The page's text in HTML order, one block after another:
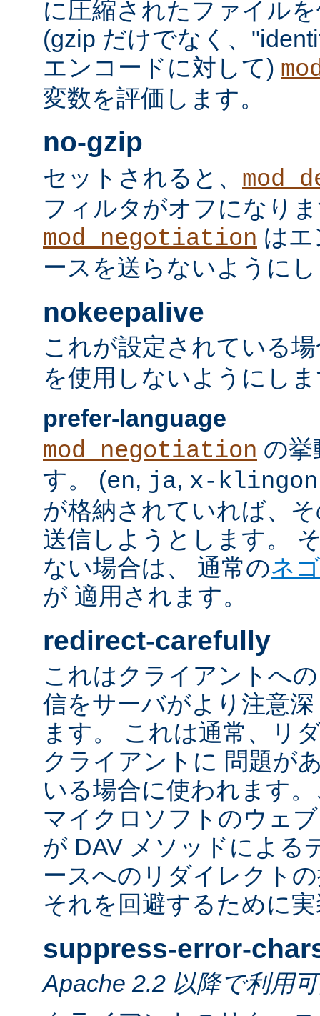
に圧縮されたファイル
(gzip だけでなく、
エンコードに対して)
変数を評価します。
no-gzip
セットされると、
フィルタがオフになり
mod_negotiation は
ースを送らないように
nokeepalive
これが設定されている
を使用しないようにし
prefer-language
mod_negotiation の挙
す。 (en, ja, x-klingon
が格納されていれば、
送信しようとします。
ない場合は、 通常のネ
が 適用されます。
redirect-carefully
これはクライアントへ
信をサーバがより注意
ます。 これは通常、リ
クライアントに 問題が
いる場合に使われます
マイクロソフトのウェ
が DAV メソッドによる
ースへのリダイレクト
それを回避するために
suppress-error-
Apache 2.2 以降で利用